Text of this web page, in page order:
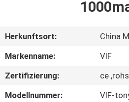
FABRIK-
AUSFLUG
Herkunftsort:
China
Markenname:
VIF
Zertifizierung:
ce
Modellnummer:
VIF-